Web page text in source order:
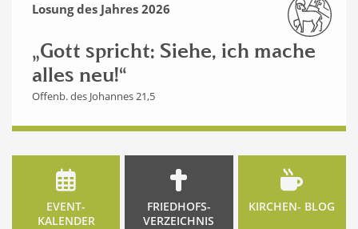
Losung des Jahres 2026
„Gott spricht: Siehe, ich mache
alles neu!“
Offenb. des Johannes 21,5
EVENT-
KALENDER
FRIEDHOFS-
VERZEICHNIS
KIRCHEN- BLOG